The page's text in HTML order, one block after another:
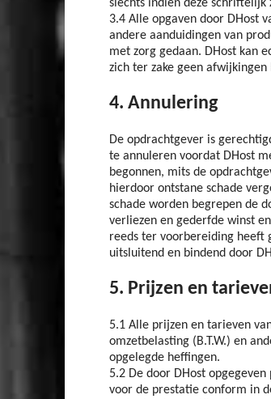
slechts indien deze schriftelijk
3.4 Alle opgaven door DHost
andere aanduidingen van
met zorg gedaan. DHost kan
zich ter zake geen afwijkingen
4. Annulering
De opdrachtgever is
te annuleren voordat DHost
begonnen, mits de
hierdoor ontstane schade
schade worden begrepen de
verliezen en gederfde winst
reeds ter voorbereiding heeft
uitsluitend en bindend door
5. Prijzen en
5.1 Alle prijzen en tarieven
omzetbelasting (B.T.W.) en
opgelegde heffingen.
5.2 De door DHost
voor de prestatie conform in